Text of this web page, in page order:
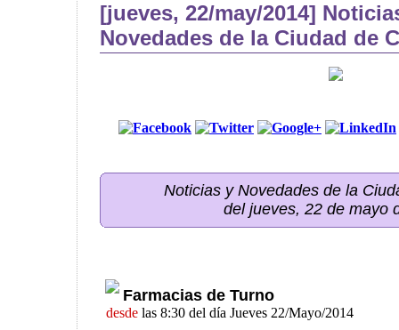
[jueves, 22/may/2014]
Novedades de la Ciudad de
Noticias y Novedades de la
del jueves, 22 de mayo
Farmacias de Turno
desde las 8:30 del día Jueves 22/Mayo/2014